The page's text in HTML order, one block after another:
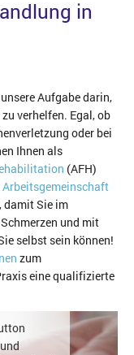
in
Aufgabe darin,
verhelfen. Egal, ob
oder bei
Ihnen als
(AFH)
Arbeitsgemeinschaft
damit Sie im
und mit
selbst sein können!
zum
eine qualifizierte